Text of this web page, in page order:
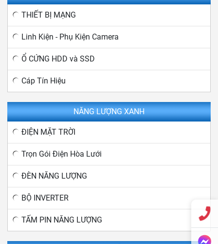
THIẾT BỊ MẠNG
Linh Kiện - Phụ Kiện Camera
Ổ CỨNG HDD và SSD
Cáp Tín Hiệu
NĂNG LƯỢNG XANH
ĐIỆN MẶT TRỜI
Trọn Gói Điện Hòa Lưới
ĐÈN NĂNG LƯỢNG
BỘ INVERTER
TẤM PIN NĂNG LƯỢNG